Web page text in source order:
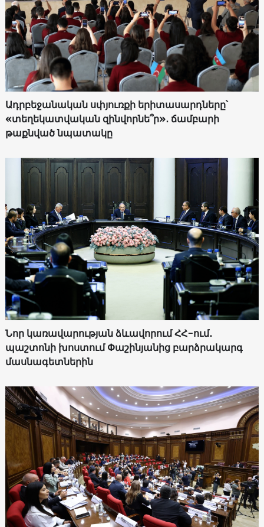
Ադրբեջանական սփյուռքի երիտասարդները՝
«տեղեկատվական զինվորնե՞ր»․ ճամբարի
թաքնված նպատակը
Նոր կառավարության ձևավորում ՀՀ-ում․
պաշտոնի խոստում Փաշինյանից բարձրակարգ
մասնագետներին